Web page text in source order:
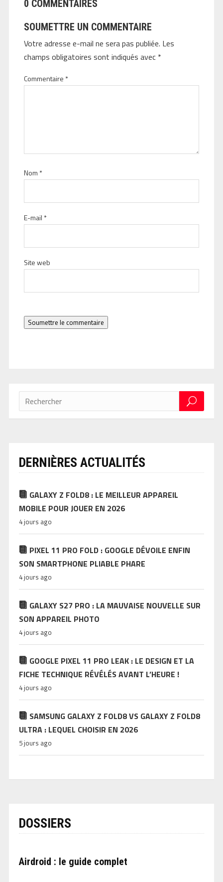
0 COMMENTAIRES
SOUMETTRE UN COMMENTAIRE
Votre adresse e-mail ne sera pas publiée. Les
champs obligatoires sont indiqués avec *
Commentaire *
Nom *
E-mail *
Site web
Soumettre le commentaire
DERNIÈRES ACTUALITÉS
GALAXY Z FOLD8 : LE MEILLEUR APPAREIL
MOBILE POUR JOUER EN 2026
4 jours ago
PIXEL 11 PRO FOLD : GOOGLE DÉVOILE ENFIN
SON SMARTPHONE PLIABLE PHARE
4 jours ago
GALAXY S27 PRO : LA MAUVAISE NOUVELLE SUR
SON APPAREIL PHOTO
4 jours ago
GOOGLE PIXEL 11 PRO LEAK : LE DESIGN ET LA
FICHE TECHNIQUE RÉVÉLÉS AVANT L’HEURE !
4 jours ago
SAMSUNG GALAXY Z FOLD8 VS GALAXY Z FOLD8
ULTRA : LEQUEL CHOISIR EN 2026
5 jours ago
DOSSIERS
Airdroid : le guide complet